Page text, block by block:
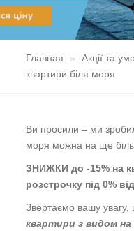
Главная Акції та
квартири біля моря
Ви просили – ми
моря можна на ще
ЗНИЖКИ до -15% на
розстрочку під 0%
Звертаємо вашу
квартири з видом на